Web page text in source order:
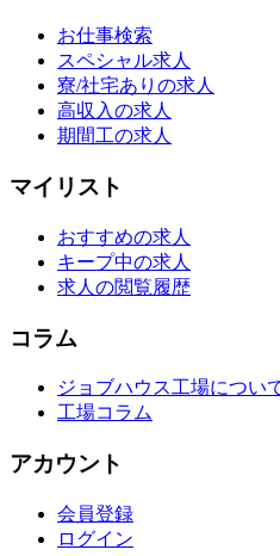
お仕事検索
スペシャル求人
寮/社宅ありの求人
高収入の求人
期間工の求人
マイリスト
おすすめの求人
キープ中の求人
求人の閲覧履歴
コラム
ジョブハウス工場につい
工場コラム
アカウント
会員登録
ログイン